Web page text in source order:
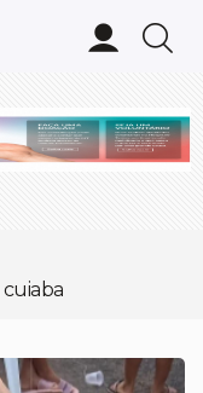
cuiaba